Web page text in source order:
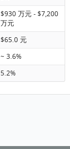
$930 万元 - $7,200
万元
$65.0 元
~ 3.6%
5.2%